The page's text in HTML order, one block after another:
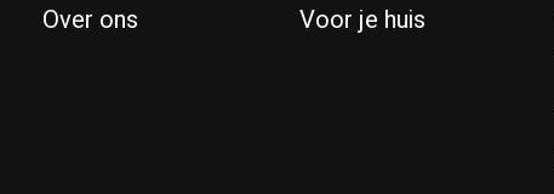
Over ons
Voor je huis